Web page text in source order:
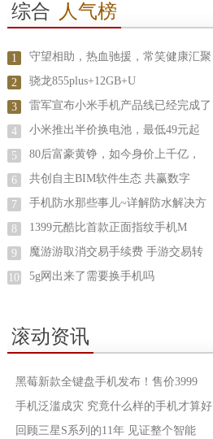
综合 人气榜
1 守望相助，热血驰援，常笑健康汇聚
2 骁龙855plus+12GB+U
3 雷军宣布小米手机产品线已经完成了
4 小米推出半价换电池，最低49元起
5 80后富豪黄铮，如今身价上千亿，
6 共创自主BIM软件生态 共赢数字
7 手机防水那些事儿~详解防水解决方
8 1399元酷比首款正面指纹手机M
9 魔游游取消交易手续费 手游交易转
10 5g网出来了需要换手机吗
滚动资讯
黑莓新款全键盘手机发布！售价3999
手机泛滥成灾 究竟什么样的手机才算好
回顾三星S系列的11年 见证整个智能